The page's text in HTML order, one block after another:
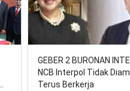
GEBER 2 BURONAN
NCB Interpol Tidak
Terus Berkerja